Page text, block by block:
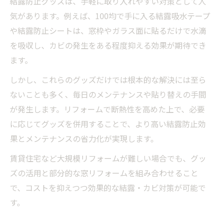
気があります。例えば、100均で手に入る結露吸水テープ
や結露防止シートは、窓枠やガラス面に貼るだけで水滴
を吸収し、カビの発生をある程度抑える効果が期待でき
ます。
しかし、これらのグッズだけでは根本的な解決には至ら
ないことも多く、毎日のメンテナンスや貼り替えの手間
が発生します。リフォームで断熱性を高めた上で、必要
に応じてグッズを併用することで、より高い結露防止効
果とメンテナンスの省力化が実現します。
賃貸住宅など大規模リフォームが難しい場合でも、グッ
ズの活用と部分的な窓リフォームを組み合わせること
で、コストを抑えつつ効果的な結露・カビ対策が可能で
す。